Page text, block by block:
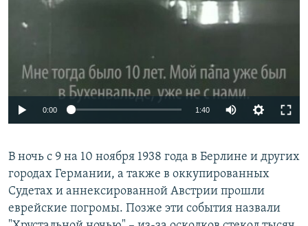
Все сайты РСЕ/РС
0:00 1:40
В ночь с 9 на 10 ноября 1938 года в Берлине и других
городах Германии, а также в оккупированных
Судетах и аннексированной Австрии прошли
еврейские погромы. Позже эти события назвали